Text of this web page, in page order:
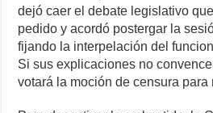
o
o
k
p
p
g
er
dejó caer el debate legislativo
pedido y acordó postergar la
fijando la interpelación del
Si sus explicaciones no
votará la moción de censura para